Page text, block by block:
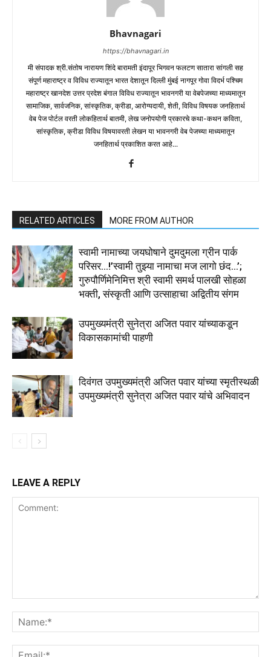
Bhavnagari
https://bhavnagari.in
मी संपादक श्री.संतोष नारायण शिंदे बारामती इंदापूर भिगवन फलटण सातारा सांगली सह
संपूर्ण महाराष्ट्र व विविध राज्यातून भारत देशातून दिल्ली मुंबई नागपूर गोवा विदर्भ पश्चिम
महाराष्ट्र खानदेश उत्तर प्रदेश बंगाल विविध राज्यातून भावनगरी या वेबपेजच्या माध्यमातून
सामाजिक, सार्वजनिक, सांस्कृतिक, क्रीडा, आरोग्यदायी, शेती, विविध विषयक जनहितार्थ
वेब पेज पोर्टल वरती लोकहितार्थ बातमी, लेख जनोपयोगी प्रकारचे कथा-कथन कविता,
सांस्कृतिक, क्रीडा विविध विषयावरती लेखन या भावनगरी वेब पेजच्या माध्यमातून
जनहितार्थ प्रकाशित करत आहे...
RELATED ARTICLES MORE FROM AUTHOR
स्वामी नामाच्या जयघोषाने दुमदुमला ग्रीन पार्क
परिसर…!’स्वामी तुझ्या नामाचा मज लागो छंद…’;
गुरुपौर्णिमेनिमित्त श्री स्वामी समर्थ पालखी सोहळा
भक्ती, संस्कृती आणि उत्साहाचा अद्वितीय संगम
उपमुख्यमंत्री सुनेत्रा अजित पवार यांच्याकडून
विकासकामांची पाहणी
दिवंगत उपमुख्यमंत्री अजित पवार यांच्या स्मृतीस्थळी
उपमुख्यमंत्री सुनेत्रा अजित पवार यांचे अभिवादन
LEAVE A REPLY